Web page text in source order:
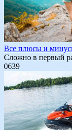
Все плюсы и
Сложно в первый
0639